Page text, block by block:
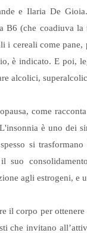
e Ilaria De
B6 (che coadiuva
i cereali come
è indicato. E poi,
alcolici,
come
è uno dei
si
suo
agli estrogeni, e
il corpo per
che invitano